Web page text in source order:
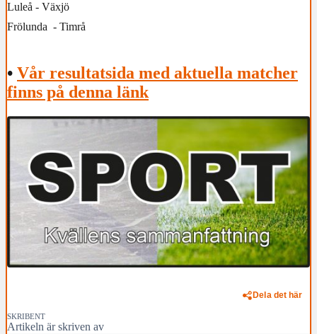
Luleå - Växjö
Frölunda - Timrå
• Vår resultatsida med aktuella matcher
finns på denna länk
Dela det här
SKRIBENT
Artikeln är skriven av